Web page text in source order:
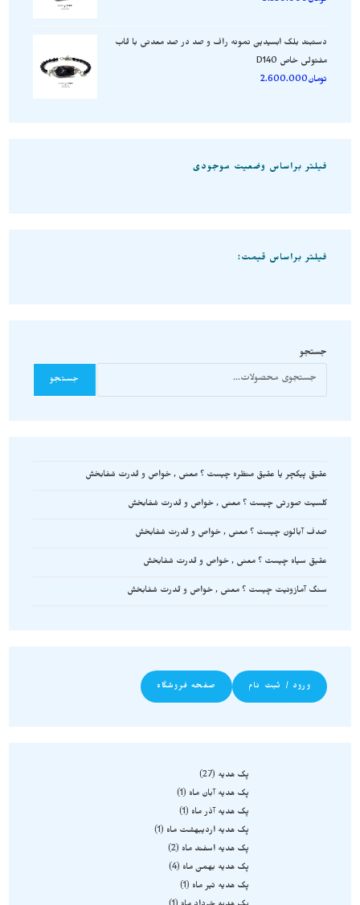
دستبند بلک ابسیدین نمونه راف و صد در صد معدنی با قاب
مفتولی خاص D140
تومان2.600.000
فیلتر براساس وضعیت موجودی
فیلتر براساس قیمت:
جستجو
جستجو
عقیق پیکچر یا عقیق منظره چیست ؟ معنی , خواص و قدرت شفابخش
کلسیت صورتی چیست ؟ معنی , خواص و قدرت شفابخش
صدف آبالون چیست ؟ معنی , خواص و قدرت شفابخش
عقیق سیاه چیست ؟ معنی , خواص و قدرت شفابخش
سنگ آمازونیت چیست ؟ معنی , خواص و قدرت شفابخش
ورود / ثبت نام صفحه فروشگاه
پک هدیه
27
پک هدیه آبان ماه
1
پک هدیه آذر ماه
1
پک هدیه اردیبهشت ماه
1
پک هدیه اسفند ماه
2
پک هدیه بهمن ماه
4
پک هدیه تیر ماه
1